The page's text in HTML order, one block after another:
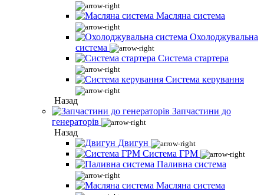
Масляна система
Охолоджувальна
система
Система стартера
Система керування
Назад
Запчастини до
генераторів
Назад
Двигун
Система ГРМ
Паливна система
Масляна система